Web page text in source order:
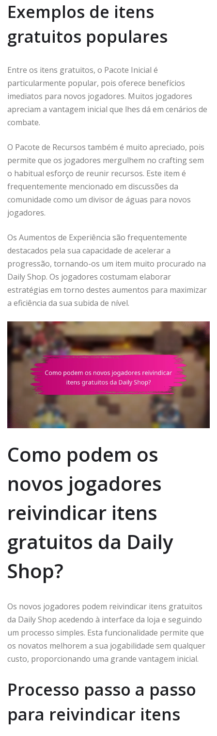
Exemplos de itens
gratuitos populares
Entre os itens gratuitos, o Pacote Inicial é
particularmente popular, pois oferece benefícios
imediatos para novos jogadores. Muitos jogadores
apreciam a vantagem inicial que lhes dá em cenários de
combate.
O Pacote de Recursos também é muito apreciado, pois
permite que os jogadores mergulhem no crafting sem
o habitual esforço de reunir recursos. Este item é
frequentemente mencionado em discussões da
comunidade como um divisor de águas para novos
jogadores.
Os Aumentos de Experiência são frequentemente
destacados pela sua capacidade de acelerar a
progressão, tornando-os um item muito procurado na
Daily Shop. Os jogadores costumam elaborar
estratégias em torno destes aumentos para maximizar
a eficiência da sua subida de nível.
Como podem os
novos jogadores
reivindicar itens
gratuitos da Daily
Shop?
Os novos jogadores podem reivindicar itens gratuitos
da Daily Shop acedendo à interface da loja e seguindo
um processo simples. Esta funcionalidade permite que
os novatos melhorem a sua jogabilidade sem qualquer
custo, proporcionando uma grande vantagem inicial.
Processo passo a passo
para reivindicar itens